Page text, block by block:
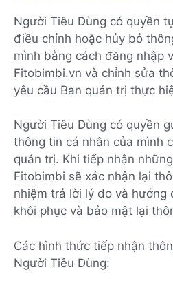
Người Tiêu Dùng có quyền
điều chỉnh hoặc hủy bỏ
mình bằng cách đăng nhập
Fitobimbi.vn và chỉnh sửa
yêu cầu Ban quản trị thực
Người Tiêu Dùng có quyền
thông tin cá nhân của mình
quản trị. Khi tiếp nhận
Fitobimbi sẽ xác nhận lại
nhiệm trả lời lý do và hướng
khôi phục và bảo mật lại
Các hình thức tiếp nhận
Người Tiêu Dùng: